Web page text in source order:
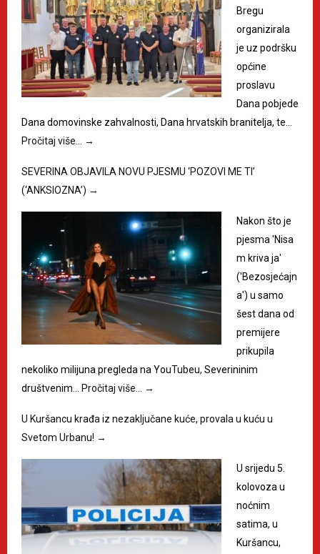
Bregu
organizirala
je uz podršku
općine
proslavu
Dana pobjede
Dana domovinske zahvalnosti, Dana hrvatskih branitelja, te…
Pročitaj više…
→
SEVERINA OBJAVILA NOVU PJESMU ‘POZOVI ME TI’
(‘ANKSIOZNA’) →
Nakon što je
pjesma 'Nisa
m kriva ja'
('Bezosjećajn
a') u samo
šest dana od
premijere
prikupila
nekoliko milijuna pregleda na YouTubeu, Severininim
društvenim…
Pročitaj više… →
U Kuršancu krađa iz nezaključane kuće, provala u kuću u
Svetom Urbanu! →
U srijedu 5.
kolovoza u
noćnim
satima, u
Kuršancu,